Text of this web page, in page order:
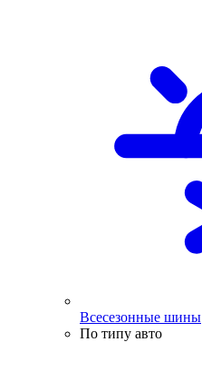
Всесезонные шины
По типу авто